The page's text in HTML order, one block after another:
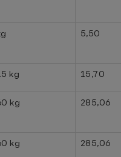
5,50
kg 15,70
kg 285,06
kg 285,06